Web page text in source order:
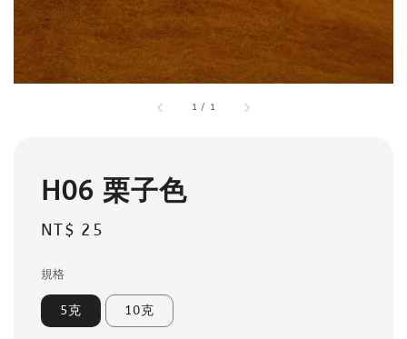
1 / 1
H06 栗子色
Regular
NT$ 25
規格
5克 10克